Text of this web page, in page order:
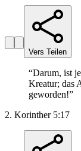
Vers Teilen
“Darum, ist
Kreatur; das
geworden!”
2. Korinther 5:17